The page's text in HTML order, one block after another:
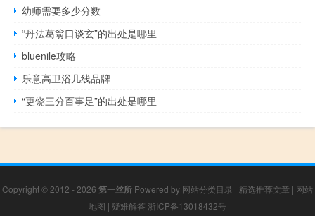
幼师需要多少分数
“丹法葛翁口谈玄”的出处是哪里
bluenile攻略
乐意高卫浴几线品牌
“更饶三分百事足”的出处是哪里
Copyright © 2012 - 2026 第一丝所 Powered by 网站分类目录 | 精选推荐文章 | 网站
地图 | 疑难解答 浙ICP备13018432号